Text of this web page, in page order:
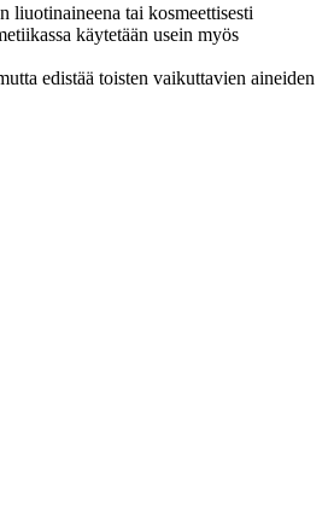
liuotinaineena tai kosmeettisesti
käytetään usein myös
edistää toisten vaikuttavien aineiden